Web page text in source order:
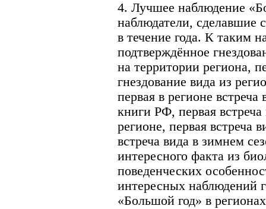
4. Лучшее наблюдение
наблюдатели, сделавшие
в течение года. К таким
подтверждённое
на территории региона,
гнездование вида из
первая в регионе
книги РФ, первая
регионе, первая встреча
встреча вида в зимнем
интересного факта из
поведенческих
интересных наблюдений
«Большой год» в